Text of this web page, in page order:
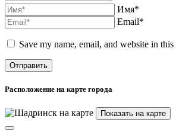
Имя*
Email*
Save my name, email, and website in
Расположение на карте города
Показать на карте